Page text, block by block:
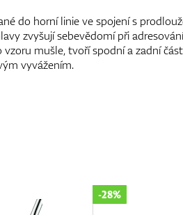
do horní linie ve spojení s
zvyšují sebevědomí při
mušle, tvoří spodní a zadní
vyvážením.